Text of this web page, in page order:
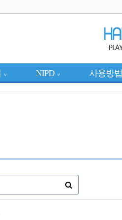
∨ NIPD ∨ 사용방법